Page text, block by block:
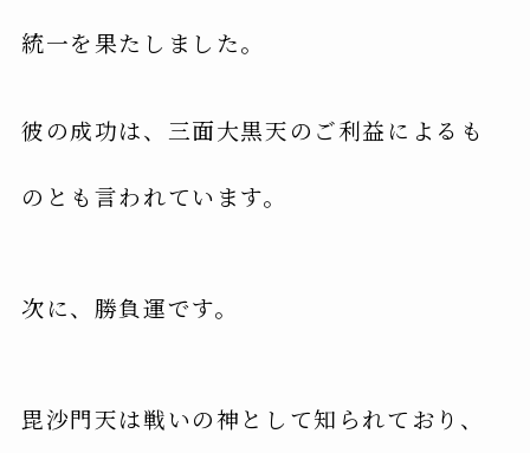
統一を果たしました。
彼の成功は、三面大黒天のご利益によるも
のとも言われています。
次に、勝負運です。
毘沙門天は戦いの神として知られており、